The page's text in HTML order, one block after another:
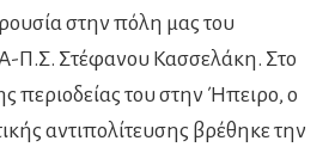
στην πόλη μας του
Π.Σ. Στέφανου Κασσελάκη. Στο
περιοδείας του στην Ήπειρο, ο
αντιπολίτευσης βρέθηκε την